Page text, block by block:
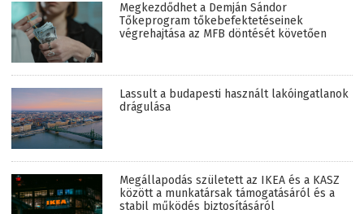
Megkezdődhet a Demján Sándor
Tőkeprogram tőkebefektetéseinek
végrehajtása az MFB döntését követően
Lassult a budapesti használt lakóingatlanok
drágulása
Megállapodás született az IKEA és a KASZ
között a munkatársak támogatásáról és a
stabil működés biztosításáról